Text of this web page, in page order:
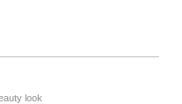
look